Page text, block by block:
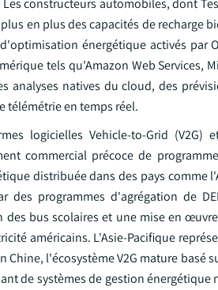
constructeurs automobiles, dont
en plus des capacités de recharge
énergétique activés par
tels qu'Amazon Web Services,
analyses natives du cloud, des
télémétrie en temps réel.
logicielles Vehicle-to-Grid (V2G)
commercial précoce de
distribuée dans des pays comme
programmes d'agrégation de
bus scolaires et une mise en
américains. L'Asie-Pacifique
l'écosystème V2G mature basé
de systèmes de gestion énergétique